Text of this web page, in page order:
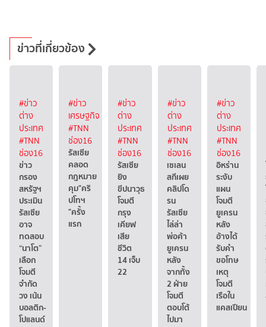
ข่าวที่เกี่ยวข้อง
#ข่าว
ต่าง
ประเทศ
#TNN
ช่อง16
ข่าว
กรอง
สหรัฐฯ
ประเมิน
รัสเซีย
อาจ
ทดสอบ
“นาโต”
เลือก
โจมตี
จำกัด
วง เน้น
บอลติก-
โปแลนด์
#ข่าว
เศรษฐกิจ
#TNN
ช่อง16
รัสเซีย
คลอด
กฎหมาย
คุม"คริ
ปโทฯ
"ครั้ง
แรก
#ข่าว
ต่าง
ประเทศ
#TNN
ช่อง16
รัสเซีย
ยิง
ขีปนาวุธ
โจมตี
กรุง
เคียฟ
เสีย
ชีวิต
14 เจ็บ
22
#ข่าว
ต่าง
ประเทศ
#TNN
ช่อง16
เซเลน
สกีเผย
คลิปโด
รน
รัสเซีย
ไล่ล่า
พ่อค้า
ยูเครน
หลัง
จากทั้ง
2 ฝ่าย
โจมตี
ตอบโต้
ไปมา
#ข่าว
ต่าง
ประเทศ
#TNN
ช่อง16
อิหร่าน
ระงับ
แผน
โจมตี
ยูเครน
หลัง
อ้างได้
รับคำ
ขอโทษ
เหตุ
โจมตี
เรือใน
แคสเปียน